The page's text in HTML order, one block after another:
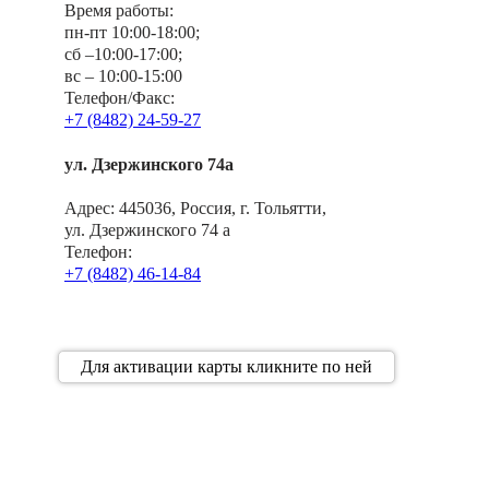
Время работы:
пн-пт 10:00-18:00;
сб –10:00-17:00;
вс – 10:00-15:00
Телефон/Факс:
+7 (8482) 24-59-27
ул. Дзержинского 74а
Адрес: 445036, Россия, г. Тольятти,
ул. Дзержинского 74 а
Телефон:
+7 (8482) 46-14-84
Для активации карты кликните по ней